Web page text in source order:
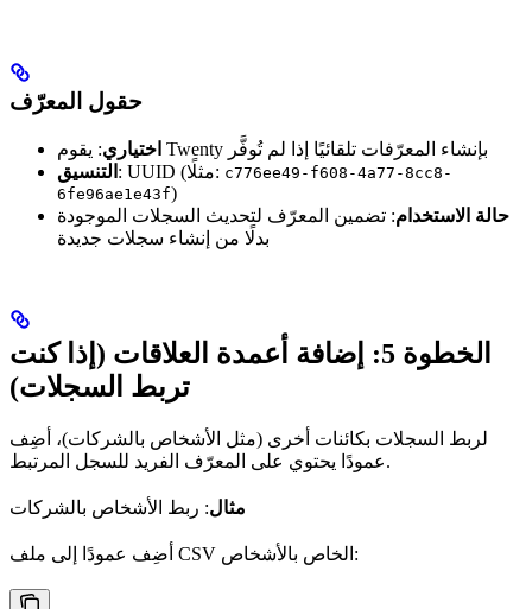
حقول المعرّف
اختياري
: يقوم Twenty بإنشاء المعرّفات تلقائيًا إذا لم تُوفَّر
التنسيق
: UUID (مثلًا: c776ee49-f608-4a77-8cc8-
6fe96ae1e43f)
حالة الاستخدام: تضمين المعرّف لتحديث السجلات الموجودة
بدلًا من إنشاء سجلات جديدة
الخطوة 5: إضافة أعمدة العلاقات (إذا كنت
تربط السجلات)
لربط السجلات بكائنات أخرى (مثل الأشخاص بالشركات)، أضِف
عمودًا يحتوي على المعرّف الفريد للسجل المرتبط.
مثال: ربط الأشخاص بالشركات
أضِف عمودًا إلى ملف CSV الخاص بالأشخاص: